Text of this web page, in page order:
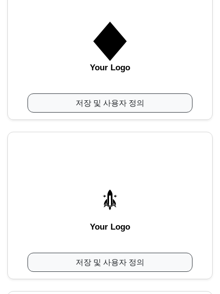
Your Logo
저장 및 사용자 정의
Your Logo
저장 및 사용자 정의